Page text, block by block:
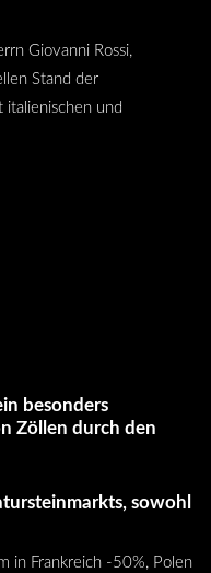
Giovanni Rossi,
Stand der
italienischen und
besonders
Zöllen durch den
sowohl
in Frankreich -50%, Polen